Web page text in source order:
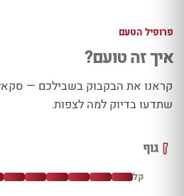
פרופיל הטעם
איך זה טועם?
קראנו את הבקבוק בשבילכם —
שתדעו בדיוק למה לצפות.
גוף
קל